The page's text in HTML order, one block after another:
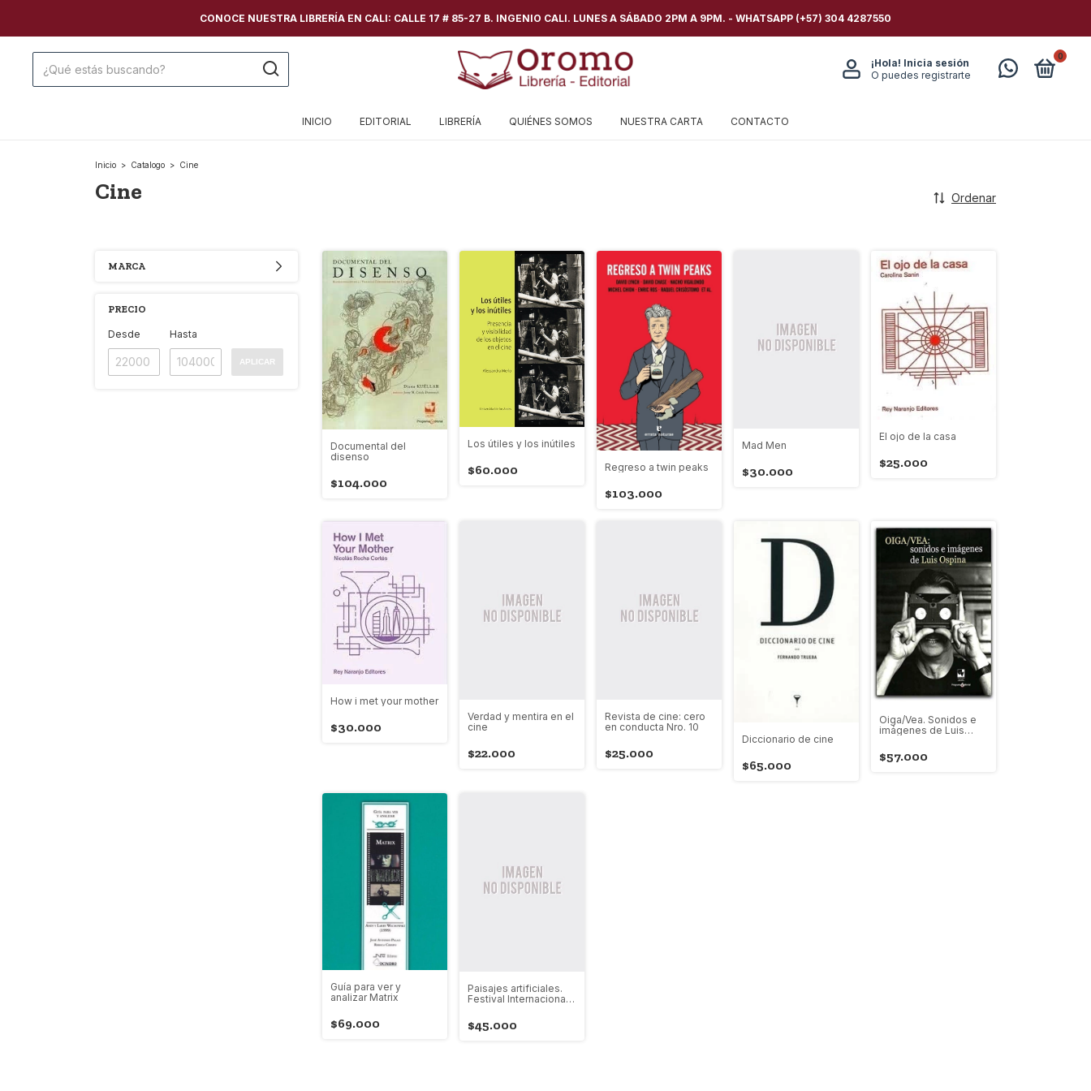
CONOCE NUESTRA LIBRERÍA EN CALI: CALLE 17 # 85-27 B. INGENIO CALI. LUNES A SÁBADO 2PM A 9PM. - WHATSAPP (+57) 304 4287550
¡Hola! Inicia sesión
O puedes registrarte
0
INICIO EDITORIAL LIBRERÍA QUIÉNES SOMOS NUESTRA CARTA CONTACTO
Inicio > Catalogo > Cine
Cine Ordenar
MARCA
PRECIO
Desde Hasta
APLICAR
Documental del
disenso
$104.000
Los útiles y los inútiles
$60.000 Regreso a twin peaks
$103.000
Mad Men
$30.000
El ojo de la casa
$25.000
How i met your mother
$30.000
Verdad y mentira en el
cine
$22.000
Revista de cine: cero
en conducta Nro. 10
$25.000
Diccionario de cine
$65.000
Oiga/Vea. Sonidos e
imágenes de Luis
$57.000
Guía para ver y
analizar Matrix
$69.000
Paisajes artificiales.
Festival Internacional
$45.000